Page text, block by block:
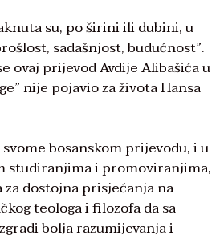
su, po širini ili dubini, u
sadašnjost, budućnost”.
ovaj prijevod Avdije Alibašića u
nije pojavio za života Hansa
bosanskom prijevodu, i u
studiranjima i promoviranjima,
dostojna prisjećanja na
teologa i filozofa da sa
bolja razumijevanja i